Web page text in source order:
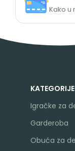
Kako u
KATEGORIJE
Igračke za
Garderoba
Obuća za